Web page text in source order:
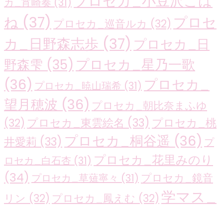
ね (37) プロセカ_巡音ルカ (32) プロセ
カ_日野森志歩 (37) プロセカ_日
野森雫 (35) プロセカ_星乃一歌
(36) プロセカ_暁山瑞希 (31) プロセカ_
望月穂波 (36) プロセカ_朝比奈まふゆ
(32) プロセカ_東雲絵名 (33) プロセカ_桃
井愛莉 (33) プロセカ_桐谷遥 (36) プ
ロセカ_白石杏 (31) プロセカ_花里みのり
(34) プロセカ_草薙寧々 (31) プロセカ_鏡音
リン (32) プロセカ_鳳えむ (32) 学マス_